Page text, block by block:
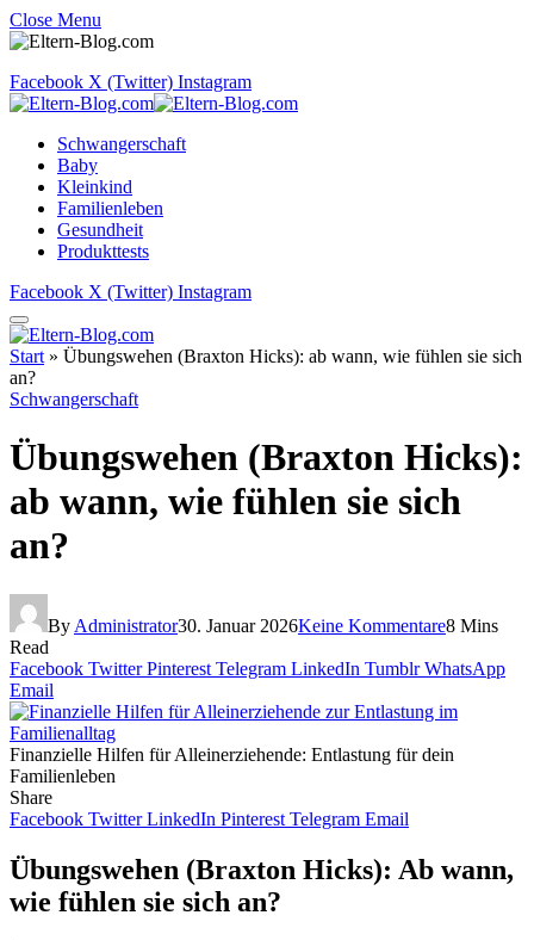
Close Menu
Facebook X (Twitter) Instagram
Schwangerschaft
Baby
Kleinkind
Familienleben
Gesundheit
Produkttests
Facebook X (Twitter) Instagram
Start » Übungswehen (Braxton Hicks): ab wann, wie fühlen sie sich
an?
Schwangerschaft
Übungswehen (Braxton Hicks):
ab wann, wie fühlen sie sich
an?
By Administrator30. Januar 2026Keine Kommentare8 Mins
Read
Facebook Twitter Pinterest Telegram LinkedIn Tumblr WhatsApp
Email
Finanzielle Hilfen für Alleinerziehende: Entlastung für dein
Familienleben
Share
Facebook Twitter LinkedIn Pinterest Telegram Email
Übungswehen (Braxton Hicks): Ab wann,
wie fühlen sie sich an?